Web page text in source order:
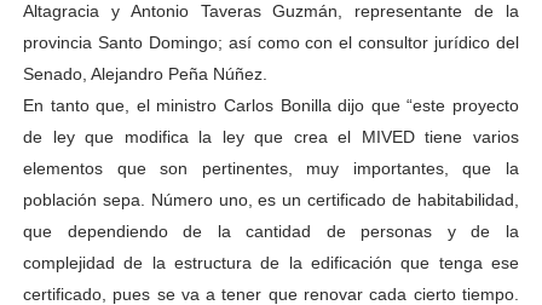
Altagracia y Antonio Taveras Guzmán, representante de la
provincia Santo Domingo; así como con el consultor jurídico del
Senado, Alejandro Peña Núñez.
En tanto que, el ministro Carlos Bonilla dijo que “este proyecto
de ley que modifica la ley que crea el MIVED tiene varios
elementos que son pertinentes, muy importantes, que la
población sepa. Número uno, es un certificado de habitabilidad,
que dependiendo de la cantidad de personas y de la
complejidad de la estructura de la edificación que tenga ese
certificado, pues se va a tener que renovar cada cierto tiempo.